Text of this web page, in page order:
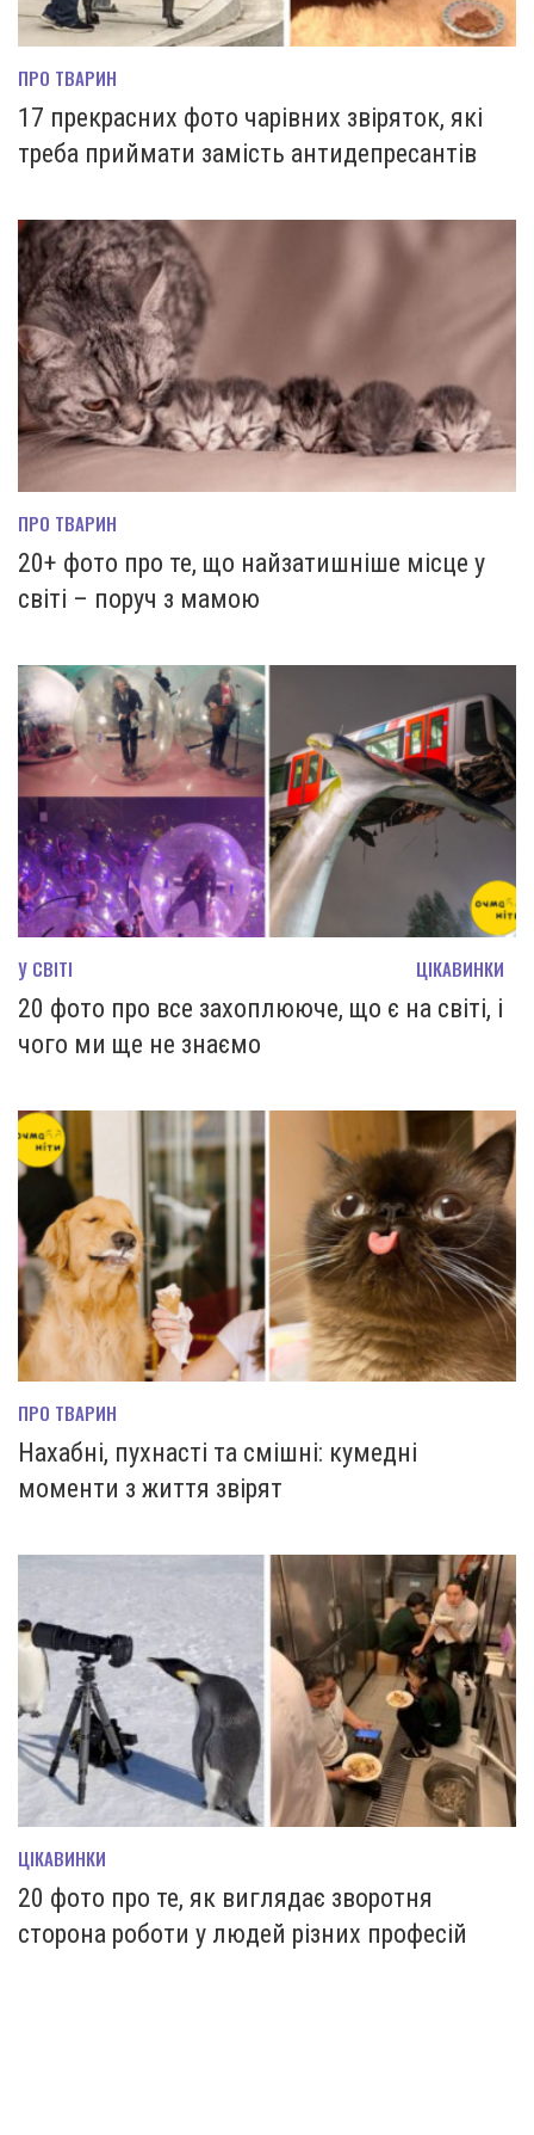
ПРО ТВАРИН
17 прекрасних фото чарівних звіряток, які
треба приймати замість антидепресантів
ПРО ТВАРИН
20+ фото про те, що найзатишніше місце у
світі – поруч з мамою
У СВІТІ ЦІКАВИНКИ
20 фото про все захоплююче, що є на світі, і
чого ми ще не знаємо
ПРО ТВАРИН
Нахабні, пухнасті та смішні: кумедні
моменти з життя звірят
ЦІКАВИНКИ
20 фото про те, як виглядає зворотня
сторона роботи у людей різних професій